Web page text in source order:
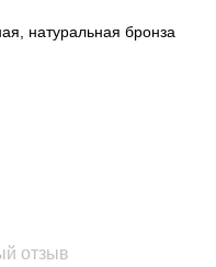
натуральная бронза
отзыв